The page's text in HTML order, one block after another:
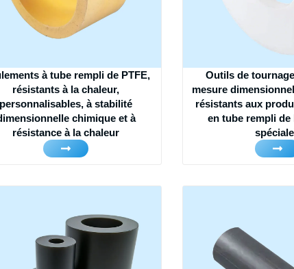
à tube rempli de PTFE,
résistants à la chaleur,
personnalisables, à stabilité
chimique et à
résistance à la chaleur
Outils de
mesure
résistants aux
en tube rempli de